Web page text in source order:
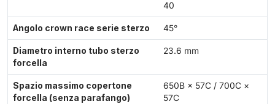
40
Angolo crown race serie sterzo 45°
Diametro interno tubo sterzo
forcella
23.6 mm
Spazio massimo copertone
forcella (senza parafango)
650B × 57C / 700C ×
57C